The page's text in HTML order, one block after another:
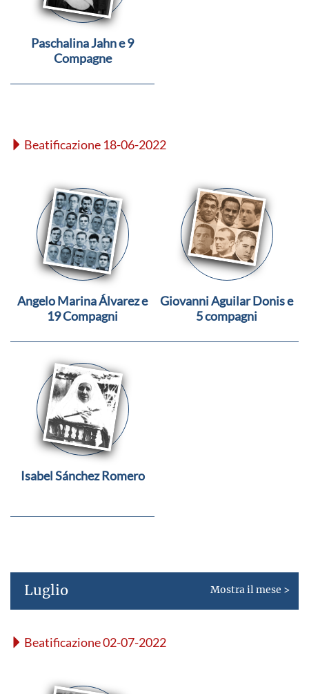
Paschalina Jahn e 9
Compagne
Beatificazione 18-06-2022
Angelo Marina Álvarez e
19 Compagni
Giovanni Aguilar Donis e
5 compagni
Isabel Sánchez Romero
Luglio Mostra il mese >
Beatificazione 02-07-2022